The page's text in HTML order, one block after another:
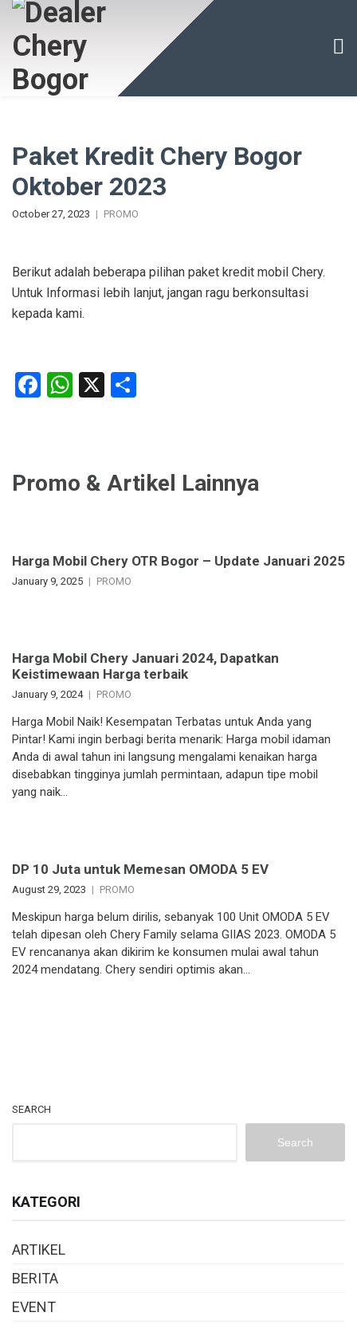
Paket Kredit Chery Bogor
Oktober 2023
October 27, 2023 PROMO
Berikut adalah beberapa pilihan paket kredit mobil Chery.
Untuk Informasi lebih lanjut, jangan ragu berkonsultasi
kepada kami.
Facebook
WhatsApp
X
Promo & Artikel Lainnya
Harga Mobil Chery OTR Bogor – Update Januari 2025
January 9, 2025 PROMO
Harga Mobil Chery Januari 2024, Dapatkan
Keistimewaan Harga terbaik
January 9, 2024 PROMO
Harga Mobil Naik! Kesempatan Terbatas untuk Anda yang
Pintar! Kami ingin berbagi berita menarik: Harga mobil idaman
Anda di awal tahun ini langsung mengalami kenaikan harga
disebabkan tingginya jumlah permintaan, adapun tipe mobil
yang naik…
DP 10 Juta untuk Memesan OMODA 5 EV
August 29, 2023 PROMO
Meskipun harga belum dirilis, sebanyak 100 Unit OMODA 5 EV
telah dipesan oleh Chery Family selama GIIAS 2023. OMODA 5
EV rencananya akan dikirim ke konsumen mulai awal tahun
2024 mendatang. Chery sendiri optimis akan…
SEARCH
Search
KATEGORI
ARTIKEL
BERITA
EVENT